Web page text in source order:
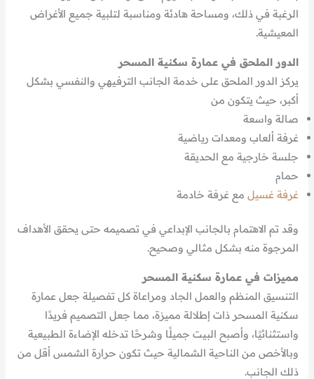
الرغبة في ذلك، ومساحة هادئة ومناسبة لتلبية جميع الأغراض
المعيشية.
الدور الملحق في عمارة سكنية المسحر
يركز الدور الملحق على خدمة الجانب الترفيهي والنفسي بشكل
أكبر، حيث يتكون من
صالة واسعة
غرفة ألعاب ومعدات رياضية
جلسة خارجية مع الحديقة
حمام
غرفة غسيل مع غرفة خادمة
وقد تم الاهتمام بالجانب الإبداعي في تصميمه حتى يحقق الأهداف
المرجوة منه بشكل مثالي وصحيح.
مميزات في عمارة سكنية المسحر
التنسيق المنظم والعمل الجاد ومراعاة كل تفصيلة جعل عمارة
سكنية المسحر ذات إطلالة مميزة، مما جعل التصميم فريدًا
واستثنائيًا، وأصبح البيت جميلًا وشرحًا تدخله الإضاءة الطبيعية
وبالأخص من الناحية الشمالية حيث تكون حرارة الشمس أقل من
ذلك الجانب.